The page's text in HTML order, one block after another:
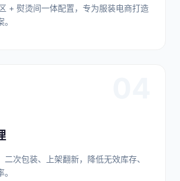
+ 熨烫间一体配置，专为服装电商打造
二次包装、上架翻新，降低无效库存、